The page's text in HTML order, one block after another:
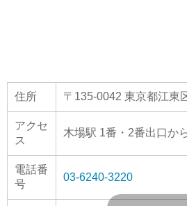
住所 〒135-0042 東京都江東
アクセ
ス
木場駅 1番・2番出口か
電話番
号
03-6240-3220